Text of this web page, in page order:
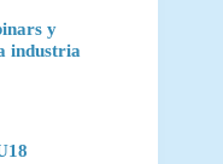
y
industria